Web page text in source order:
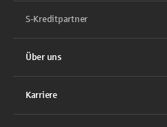
S-Kreditpartner
Über uns
Karriere